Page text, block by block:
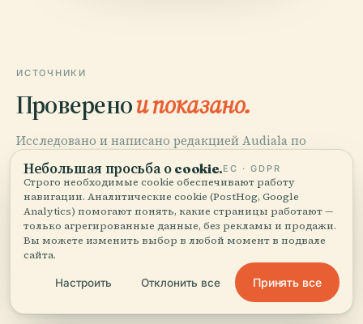
ИСТОЧНИКИ
Проверенои показано.
Исследовано и написано редакцией Audiala по
историческим документам, архитектурным архивам
и местным знаниям.
Последняя проверка: April 2026
Visiting St
Jakob Church in Nuremberg: Hours, Tickets & Historical
Небольшая просьба о cookie.ЕС · GDPR
Строго необходимые cookie обеспечивают работу
навигации. Аналитические cookie (PostHog, Google
Analytics) помогают понять, какие страницы работают —
только агрегированные данные, без рекламы и продажи.
Вы можете изменить выбор в любой момент в подвале
сайта.
Настроить Отклонить все Принять все